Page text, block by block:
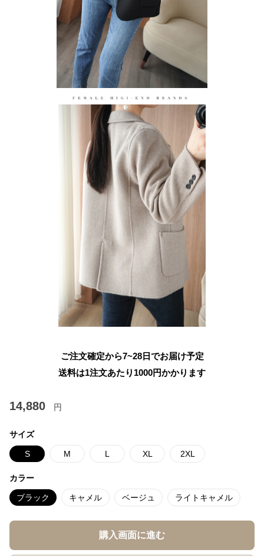
ご注文確定から7~28日でお届け予定
送料は1注文あたり 1000円かかります
14,880 円
サイズ
S M L XL 2XL
カラー
ブラック キャメル ベージュ ライトキャメル
購入画面に進む